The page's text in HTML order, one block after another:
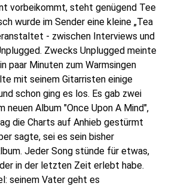
vorbeikommt, steht genügend Tee
wurde im Sender eine kleine „Tea
- zwischen Interviews und
Zwecks Unplugged meinte
paar Minuten zum Warmsingen
mit seinem Gitarristen einige
schon ging es los. Es gab zwei
neuen Album "Once Upon A Mind",
die Charts auf Anhieb gestürmt
sagte, sei es sein bisher
Jeder Song stünde für etwas,
in der letzten Zeit erlebt habe.
seinem Vater geht es